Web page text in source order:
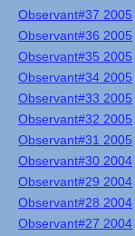
Observant#37 2005
Observant#36 2005
Observant#35 2005
Observant#34 2005
Observant#33 2005
Observant#32 2005
Observant#31 2005
Observant#30 2004
Observant#29 2004
Observant#28 2004
Observant#27 2004